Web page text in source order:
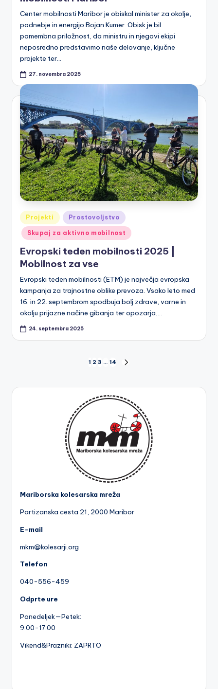
Center mobilnosti Maribor je obiskal minister za okolje,
podnebje in energijo Bojan Kumer. Obisk je bil
pomembna priložnost, da ministru in njegovi ekipi
neposredno predstavimo naše delovanje, ključne
projekte ter…
27. novembra 2025
Posted
in
Projekti Prostovoljstvo
Skupaj za aktivno mobilnost
Evropski teden mobilnosti 2025 |
Mobilnost za vse
Evropski teden mobilnosti (ETM) je največja evropska
kampanja za trajnostne oblike prevoza. Vsako leto med
16. in 22. septembrom spodbuja bolj zdrave, varne in
okolju prijazne načine gibanja ter opozarja,…
24. septembra 2025
Številčenje
prispevkov
1 2 3 … 14
Mariborska kolesarska mreža
Partizanska cesta 21, 2000 Maribor
E-mail
mkm@kolesarji.org
Telefon
040-556-459
Odprte ure
Ponedeljek—Petek:
9:00-17:00
Vikend&Prazniki: ZAPRTO